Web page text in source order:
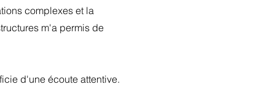
complexes et la
m'a permis de
d'une écoute attentive.